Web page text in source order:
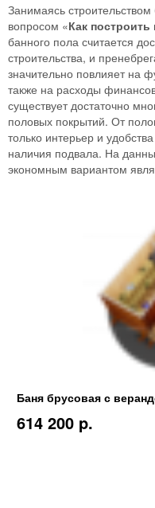
Занимаясь
вопросом «Как
банного пола считается
строительства, и
значительно повлияет на
также на расходы
существует достаточно
половых покрытий. От
только интерьер и
наличия подвала. На
экономным вариантом
Баня брусовая с
614 200 p.